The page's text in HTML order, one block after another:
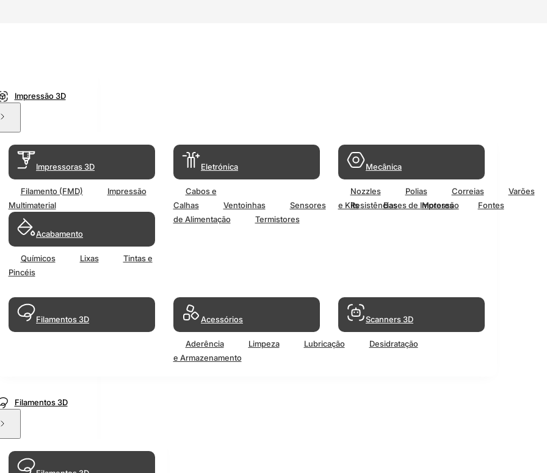
Impressão 3D
Impressoras 3D
Filamento (FMD)
Impressão
Multimaterial
Acabamento
Químicos Lixas
Tintas e
Pincéis
Eletrónica
Cabos e
Calhas
Ventoinhas Sensores Resistências Motores
Fontes
de Alimentação
Termistores
Mecânica
Nozzles Polias Correias
Varões
e Kits
Bases de Impressão
Filamentos 3D Acessórios
Aderência Limpeza Lubricação
Desidratação
e Armazenamento
Scanners 3D
Filamentos 3D